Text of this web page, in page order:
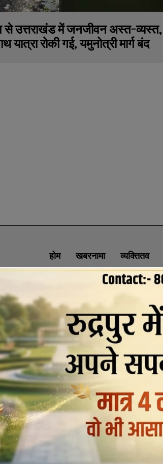
से उत्तराखंड में जनजीवन अस्त-व्यस्त,
यात्रा रोकी गई, यमुनोत्री मार्ग बंद
होम खबरनामा व्यक्तितव
ABOUT
with uttaranchaldeep